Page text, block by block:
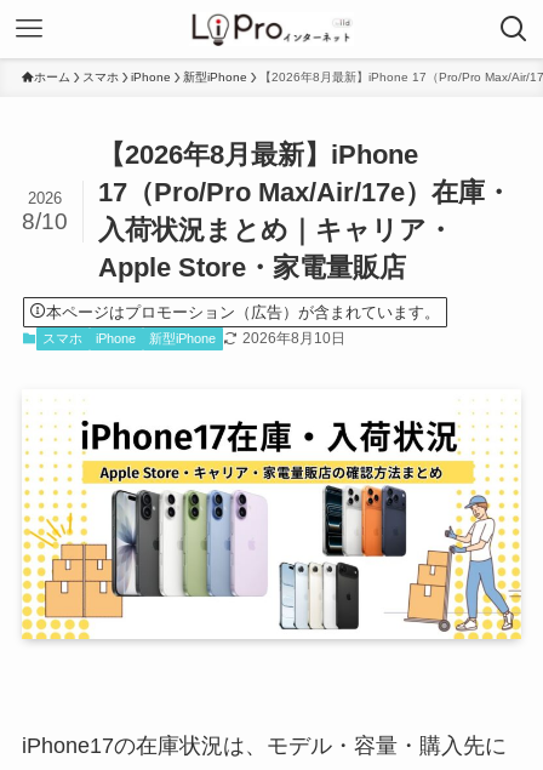
ホーム スマホ iPhone 新型iPhone 【2026年8月最新】iPhone 17（Pro/Pro Max/Air/
【2026年8月最新】iPhone
17（Pro/Pro Max/Air/17e）在庫・
入荷状況まとめ｜キャリア・
Apple Store・家電量販店
2026
8/10
本ページはプロモーション（広告）が含まれています。
スマホ iPhone 新型iPhone 2026年8月10日
iPhone17の在庫状況は、モデル・容量・購入先に